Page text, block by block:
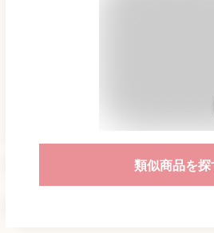
類似商品を探